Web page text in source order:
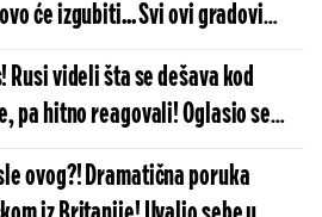
će izgubiti... Svi ovi gradovi
kontrolu Rusije?!
Rusi videli šta se dešava kod
pa hitno reagovali! Oglasio se
general i priznao sve: Brzo su
ovog?! Dramatična poruka